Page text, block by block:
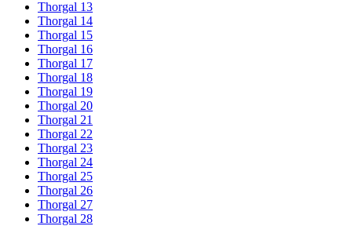
Thorgal 13
Thorgal 14
Thorgal 15
Thorgal 16
Thorgal 17
Thorgal 18
Thorgal 19
Thorgal 20
Thorgal 21
Thorgal 22
Thorgal 23
Thorgal 24
Thorgal 25
Thorgal 26
Thorgal 27
Thorgal 28